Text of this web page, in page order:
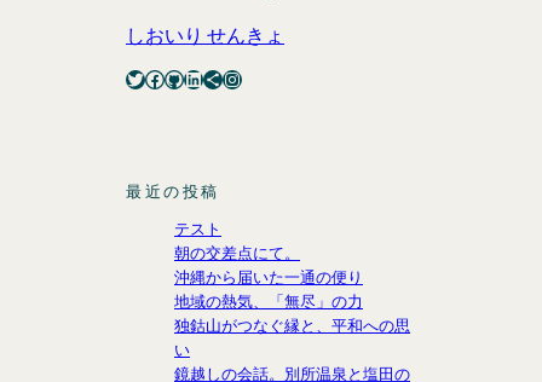
しおいり せんきょ
Twitter Facebook GitHub LinkedIn Share Icon Instagram
最近の投稿
テスト
朝の交差点にて。
沖縄から届いた一通の便り
地域の熱気、「無尽」の力
独鈷山がつなぐ縁と、平和への思
い
鏡越しの会話。別所温泉と塩田の